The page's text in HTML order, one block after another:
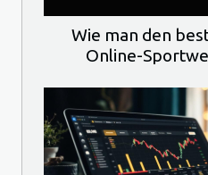
Wie man den
Online-